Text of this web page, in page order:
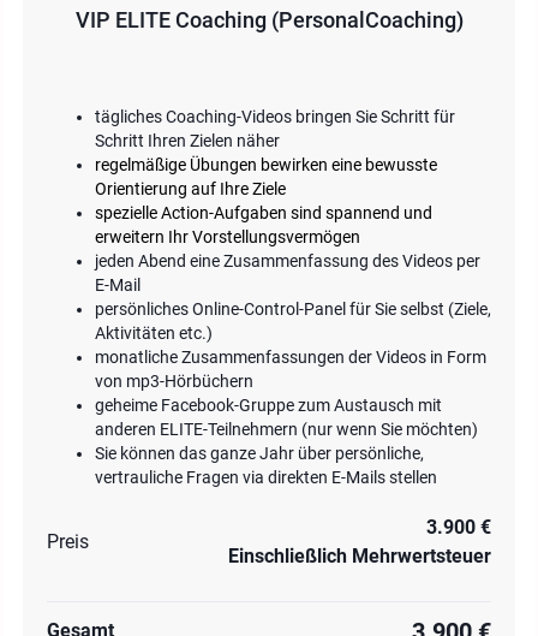
VIP ELITE Coaching (PersonalCoaching)
tägliches Coaching-Videos bringen Sie Schritt für
Schritt Ihren Zielen näher
regelmäßige Übungen bewirken eine bewusste
Orientierung auf Ihre Ziele
spezielle Action-Aufgaben sind spannend und
erweitern Ihr Vorstellungsvermögen
jeden Abend eine Zusammenfassung des Videos per
E-Mail
persönliches Online-Control-Panel für Sie selbst (Ziele,
Aktivitäten etc.)
monatliche Zusammenfassungen der Videos in Form
von mp3-Hörbüchern
geheime Facebook-Gruppe zum Austausch mit
anderen ELITE-Teilnehmern (nur wenn Sie möchten)
Sie können das ganze Jahr über persönliche,
vertrauliche Fragen via direkten E-Mails stellen
Preis
3.900 €
Einschließlich Mehrwertsteuer
Gesamt